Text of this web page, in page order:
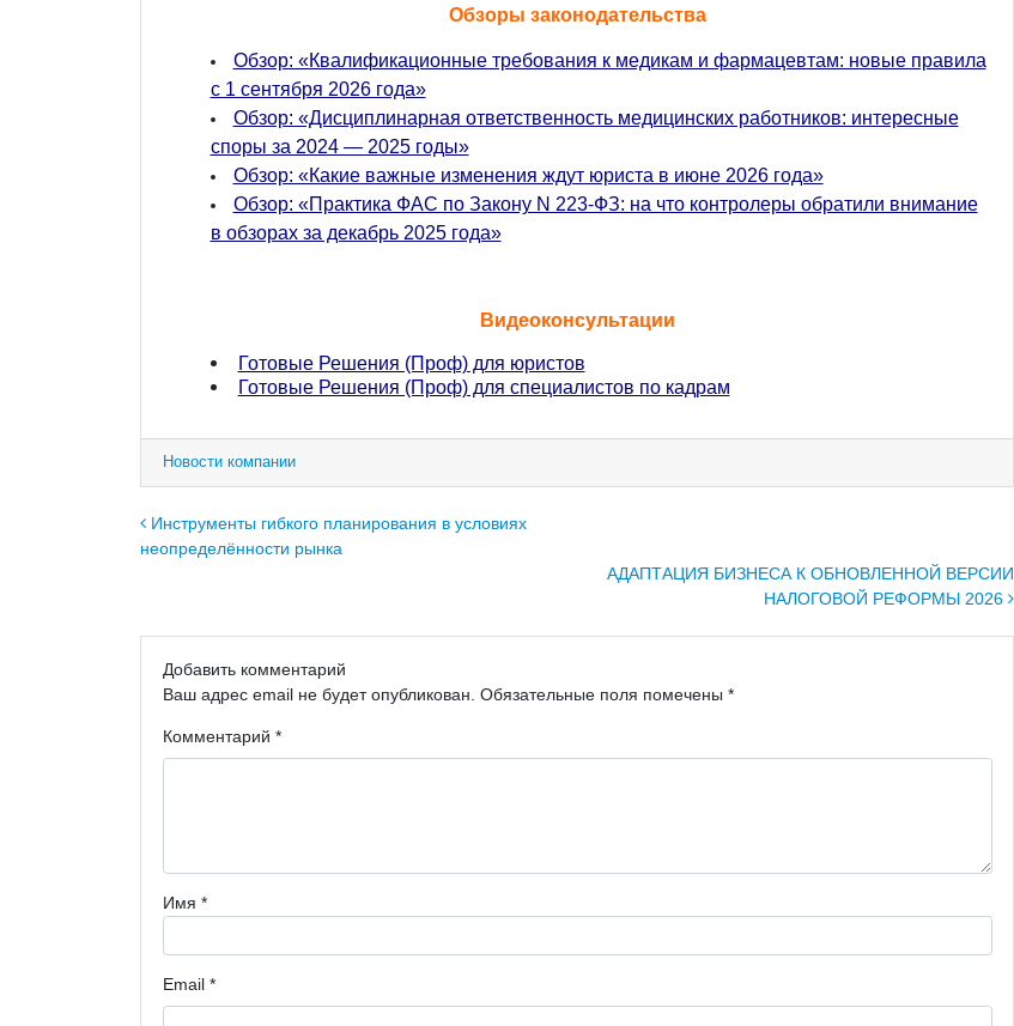
Обзоры законодательства
Обзор: «Квалификационные требования к медикам и фармацевтам: новые правила
с 1 сентября 2026 года»
Обзор: «Дисциплинарная ответственность медицинских работников: интересные
споры за 2024 — 2025 годы»
Обзор: «Какие важные изменения ждут юриста в июне 2026 года»
Обзор: «Практика ФАС по Закону N 223-ФЗ: на что контролеры обратили внимание
в обзорах за декабрь 2025 года»
Видеоконсультации
Готовые Решения (Проф) для юристов
Готовые Решения (Проф) для специалистов по кадрам
Новости компании
Навигация по записям
Инструменты гибкого планирования в условиях
неопределённости рынка
АДАПТАЦИЯ БИЗНЕСА К ОБНОВЛЕННОЙ ВЕРСИИ
НАЛОГОВОЙ РЕФОРМЫ 2026
Добавить комментарий
Ваш адрес email не будет опубликован. Обязательные поля помечены *
Комментарий *
Имя *
Email *